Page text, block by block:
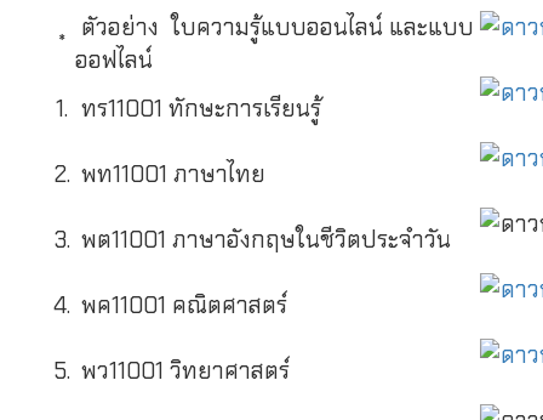
*
ตัวอย่าง ใบความรู้แบบออนไลน์ และแบบ
ออฟไลน์
1. ทร11001 ทักษะการเรียนรู้
2. พท11001 ภาษาไทย
3. พต11001 ภาษาอังกฤษในชีวิตประจำวัน
4. พค11001 คณิตศาสตร์
5. พว11001 วิทยาศาสตร์